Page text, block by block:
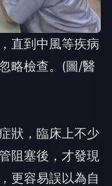
直到中風等疾病
略檢查。(圖/醫
狀，臨床上不少
阻塞後，才發現
更容易誤以為自